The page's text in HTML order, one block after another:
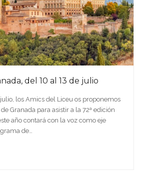
del 10 al 13 de julio
los Amics del Liceu os proponemos
Granada para asistir a la 72ª edición
año contará con la voz como eje
de…